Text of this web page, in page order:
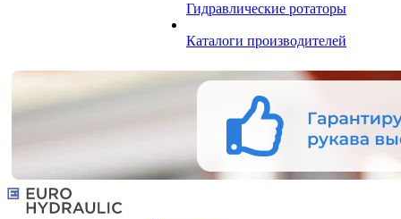
Гидравлические ротаторы
Каталоги производителей